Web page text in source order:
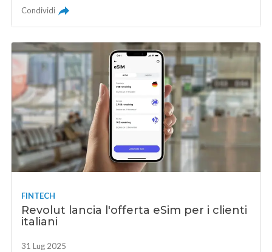
Condividi
FINTECH
Revolut lancia l'offerta eSim per i clienti
italiani
31 Lug 2025